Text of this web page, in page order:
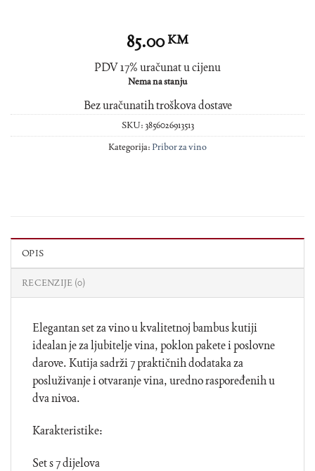
85.00KM
PDV 17% uračunat u cijenu
Nema na stanju
Bez uračunatih troškova dostave
SKU:3856026913513
Kategorija:Pribor za vino
OPIS
RECENZIJE (0)
Elegantan set za vino u kvalitetnoj bambus kutiji
idealan je za ljubitelje vina, poklon pakete i poslovne
darove. Kutija sadrži 7 praktičnih dodataka za
posluživanje i otvaranje vina, uredno raspoređenih u
dva nivoa.
Karakteristike:
Set s 7 dijelova